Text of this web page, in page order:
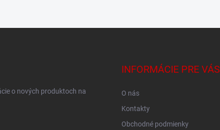
o nových produktoch na
INFORMÁCIE PRE VÁS
O nás
Kontakty
Obchodné podmienky